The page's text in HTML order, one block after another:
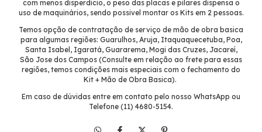
com menos disperdicio, o peso das placas e pilares dispensa o
uso de maquinários, sendo possivel montar os Kits em 2 pessoas.
Temos opção de contratação de serviço de mão de obra basica
para algumas regiões: Guarulhos, Aruja, Itaquaquecetuba, Poa,
Santa Isabel, Igaratá, Guararema, Mogi das Cruzes, Jacareí,
São Jose dos Campos (Consulte em relação ao frete para essas
regiões, temos condições mais especiais com o fechamento do
Kit + Mão de Obra Basica).
Em caso de dúvidas entre em contato pelo nosso WhatsApp ou
Telefone (11) 4680-5154.